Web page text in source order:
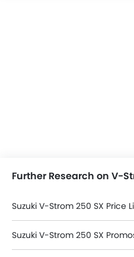
Further Research on V-
Suzuki V-Strom 250 SX Price
Suzuki V-Strom 250 SX